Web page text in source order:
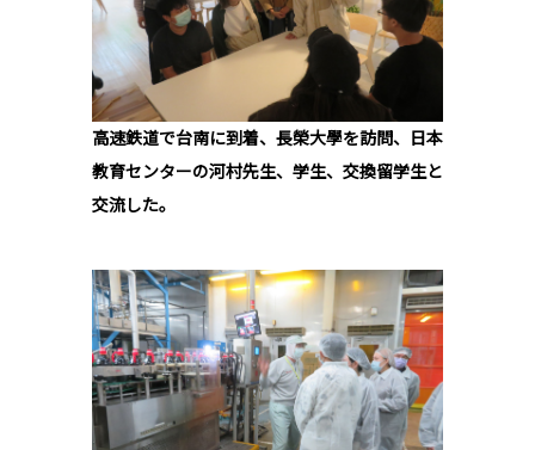
高速鉄道で台南に到着、長榮大學を訪問、日本
教育センターの河村先生、学生、交換留学生と
交流した。